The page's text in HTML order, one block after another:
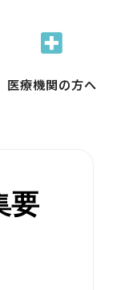
医療機関の方へ
要